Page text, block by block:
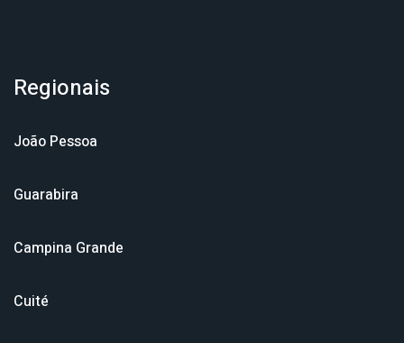
Regionais
João Pessoa
Guarabira
Campina Grande
Cuité